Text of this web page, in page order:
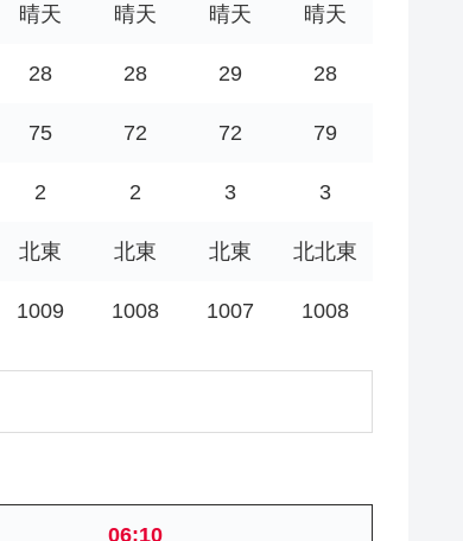
晴天 晴天 晴天 晴天
28 28 29 28
75 72 72 79
2 2 3 3
北東 北東 北東 北北東
1009 1008 1007 1008
06:10